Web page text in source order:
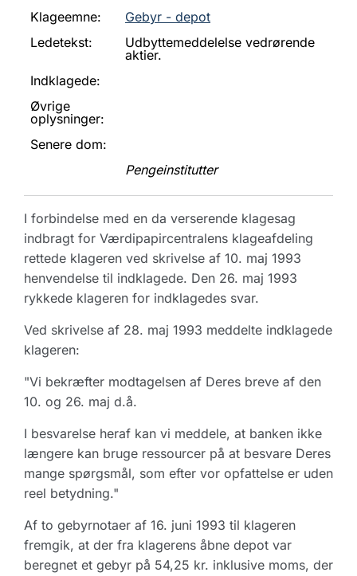
Klageemne:
Gebyr - depot
Ledetekst:
Udbyttemeddelelse vedrørende
aktier.
Indklagede:
Øvrige
oplysninger:
Senere dom:
Pengeinstitutter
I forbindelse med en da verserende klagesag
indbragt for Værdipapircentralens klageafdeling
rettede klageren ved skrivelse af 10. maj 1993
henvendelse til indklagede. Den 26. maj 1993
rykkede klageren for indklagedes svar.
Ved skrivelse af 28. maj 1993 meddelte indklagede
klageren:
"Vi bekræfter modtagelsen af Deres breve af den
10. og 26. maj d.å.
I besvarelse heraf kan vi meddele, at banken ikke
længere kan bruge ressourcer på at besvare Deres
mange spørgsmål, som efter vor opfattelse er uden
reel betydning."
Af to gebyrnotaer af 16. juni 1993 til klageren
fremgik, at der fra klagerens åbne depot var
beregnet et gebyr på 54,25 kr. inklusive moms, der